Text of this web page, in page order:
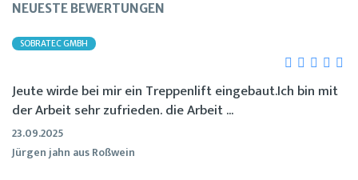
NEUESTE BEWERTUNGEN
SOBRATEC GMBH
Jeute wirde bei mir ein Treppenlift eingebaut.Ich bin mit
der Arbeit sehr zufrieden. die Arbeit ...
23.09.2025
Jürgen jahn aus Roßwein